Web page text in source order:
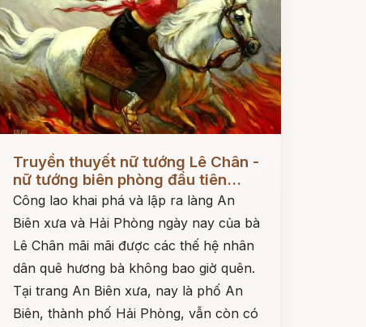
Đọc ngay
Truyền thuyết nữ tướng Lê Chân -
nữ tướng biên phòng đầu tiên...
Công lao khai phá và lập ra làng An
Biên xưa và Hải Phòng ngày nay của bà
Lê Chân mãi mãi được các thế hệ nhân
dân quê hương bà không bao giờ quên.
Tại trang An Biên xưa, nay là phố An
Biên, thành phố Hải Phòng, vẫn còn có